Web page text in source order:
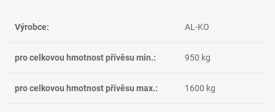
Výrobce: AL-KO
pro celkovou hmotnost přívěsu min.: 950 kg
pro celkovou hmotnost přívěsu max.: 1600 kg